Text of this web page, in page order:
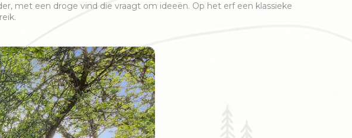
met een droge vind die vraagt om ideeën. Op het erf een klassieke